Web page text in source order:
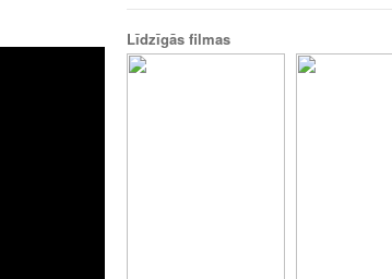
Līdzīgās filmas